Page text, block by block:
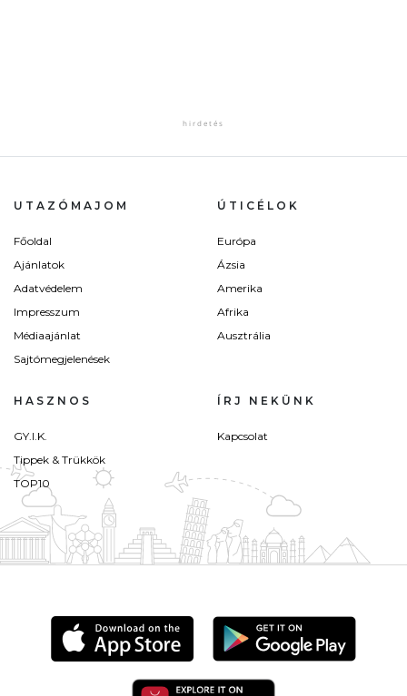
UTAZÓMAJOM
Főoldal
Ajánlatok
Adatvédelem
Impresszum
Médiaajánlat
Sajtómegjelenések
ÚTICÉLOK
Európa
Ázsia
Amerika
Afrika
Ausztrália
HASZNOS
GY.I.K.
Tippek & Trükkök
TOP10
ÍRJ NEKÜNK
Kapcsolat